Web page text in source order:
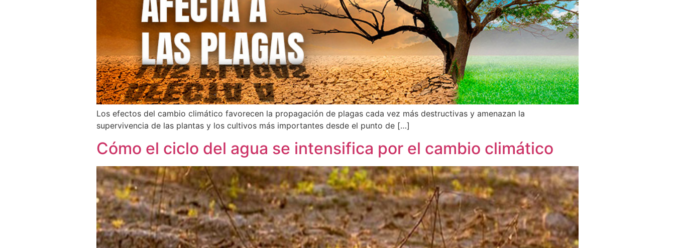
Los efectos del cambio climático favorecen la propagación de plagas cada vez más destructivas y amenazan la
supervivencia de las plantas y los cultivos más importantes desde el punto de […]
Cómo el ciclo del agua se intensifica por el cambio climático